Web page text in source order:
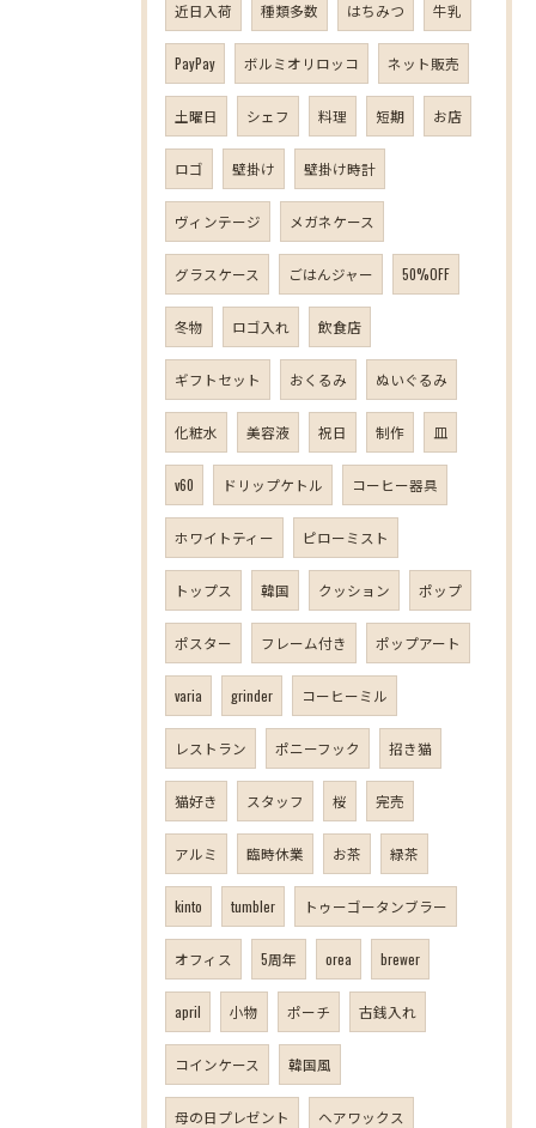
近日入荷 種類多数 はちみつ 牛乳
PayPay ボルミオリロッコ ネット販売
土曜日 シェフ 料理 短期 お店
ロゴ 壁掛け 壁掛け時計
ヴィンテージ メガネケース
グラスケース ごはんジャー 50%OFF
冬物 ロゴ入れ 飲食店
ギフトセット おくるみ ぬいぐるみ
化粧水 美容液 祝日 制作 皿
v60 ドリップケトル コーヒー器具
ホワイトティー ピローミスト
トップス 韓国 クッション ポップ
ポスター フレーム付き ポップアート
varia grinder コーヒーミル
レストラン ポニーフック 招き猫
猫好き スタッフ 桜 完売
アルミ 臨時休業 お茶 緑茶
kinto tumbler トゥーゴータンブラー
オフィス 5周年 orea brewer
april 小物 ポーチ 古銭入れ
コインケース 韓国風
母の日プレゼント ヘアワックス